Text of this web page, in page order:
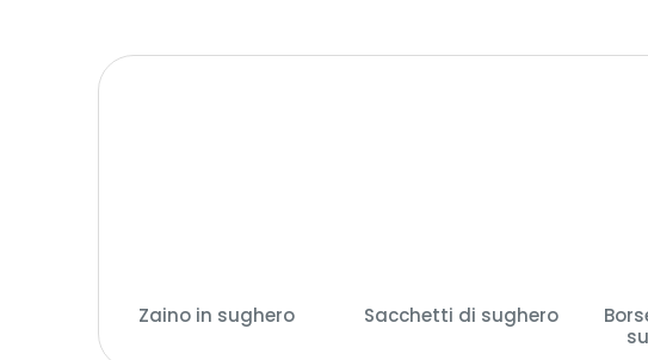
Zaino in sughero
Sacchetti di sughero